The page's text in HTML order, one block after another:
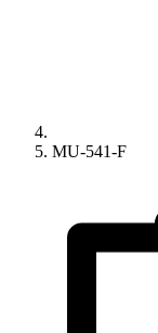
MU-541-F